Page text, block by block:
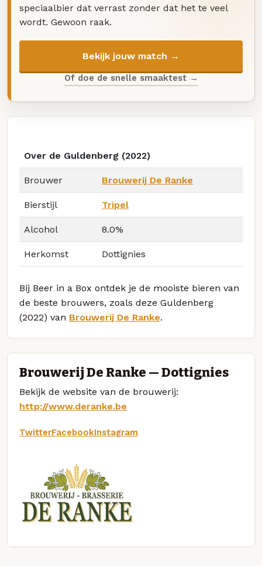
speciaalbier dat verrast zonder dat het te veel
wordt. Gewoon raak.
Bekijk jouw match →
Of doe de snelle smaaktest →
Over de Guldenberg (2022)
Brouwer Brouwerij De Ranke
Bierstijl Tripel
Alcohol 8.0%
Herkomst Dottignies
Bij Beer in a Box ontdek je de mooiste bieren van
de beste brouwers, zoals deze Guldenberg
(2022) van Brouwerij De Ranke.
Brouwerij De Ranke — Dottignies
Bekijk de website van de brouwerij:
http://www.deranke.be
TwitterFacebookInstagram